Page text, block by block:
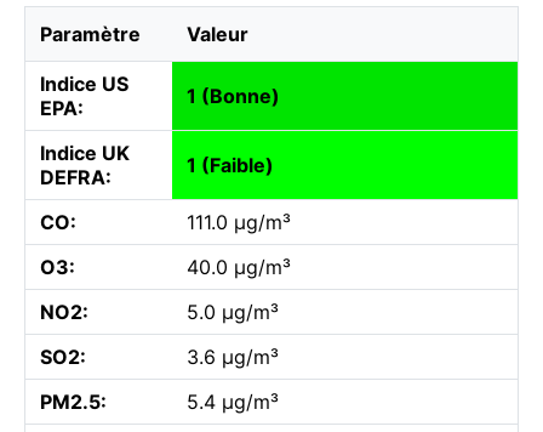
Paramètre Valeur
Indice US
EPA:
1 (Bonne)
Indice UK
DEFRA:
1 (Faible)
CO:
111.0 µg/m³
O3:
40.0 µg/m³
NO2:
5.0 µg/m³
SO2:
3.6 µg/m³
PM2.5:
5.4 µg/m³